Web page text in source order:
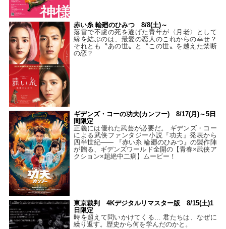
赤い糸 輪廻のひみつ 8/8(土)～
落雷で不慮の死を遂げた青年が〈月老〉として
縁を結ぶのは、最愛の恋人のこれからの幸せ？
それとも〝あの世〟と〝この世〟を越えた禁断
の恋？
ギデンズ・コーの功夫(カンフー) 8/17(月)～5日
間限定
正義には優れた武芸が必要だ。 ギデンズ・コー
による武侠ファンタジー小説『功夫』発表から
四半世紀―― 『赤い糸 輪廻のひみつ』の製作陣
が贈る、ギデンズワールド全開の【青春×武侠ア
クション×超絶中二病】ムービー！
東京裁判 4Kデジタルリマスター版 8/15(土)1
日限定
時を超えて問いかけてくる… 君たちは、なぜに
繰り返す。歴史から何を学んだのかと。